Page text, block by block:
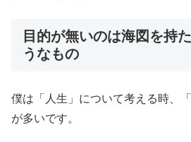
目的が無いのは海図を持
うなもの
僕は「人生」について考える時、
が多いです。